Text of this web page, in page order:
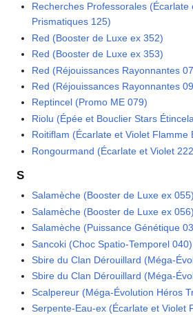
Recherches Professorales (Écarlate
Prismatiques 125)
Red (Booster de Luxe ex 352)
Red (Booster de Luxe ex 353)
Red (Réjouissances Rayonnantes
Red (Réjouissances Rayonnantes
Reptincel (Promo ME 079)
Riolu (Épée et Bouclier Stars
Roitiflam (Écarlate et Violet Flamme
Rongourmand (Écarlate et Violet
S
Salamèche (Booster de Luxe ex 055)
Salamèche (Booster de Luxe ex 056)
Salamèche (Puissance Génétique
Sancoki (Choc Spatio-Temporel 040)
Sbire du Clan Dérouillard (Méga-
Sbire du Clan Dérouillard (Méga-
Scalpereur (Méga-Évolution Héros
Serpente-Eau-ex (Écarlate et Violet